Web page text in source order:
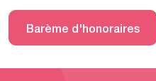
Barème d'honoraires